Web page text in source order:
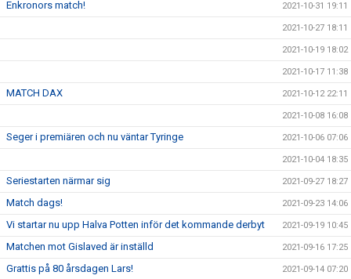
Enkronors match! 2021-10-31 19:11
2021-10-27 18:11
2021-10-19 18:02
2021-10-17 11:38
MATCH DAX 2021-10-12 22:11
2021-10-08 16:08
Seger i premiären och nu väntar Tyringe 2021-10-06 07:06
2021-10-04 18:35
Seriestarten närmar sig 2021-09-27 18:27
Match dags! 2021-09-23 14:06
Vi startar nu upp Halva Potten inför det kommande derbyt 2021-09-19 10:45
Matchen mot Gislaved är inställd 2021-09-16 17:25
Grattis på 80 årsdagen Lars! 2021-09-14 07:20